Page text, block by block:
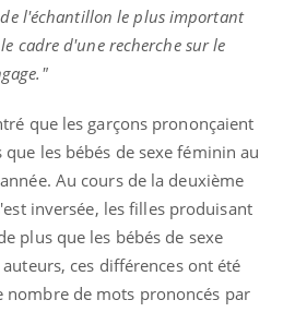
l'échantillon le plus important
cadre d'une recherche sur le
que les garçons prononçaient
les bébés de sexe féminin au
Au cours de la deuxième
inversée, les filles produisant
plus que les bébés de sexe
auteurs, ces différences ont été
nombre de mots prononcés par